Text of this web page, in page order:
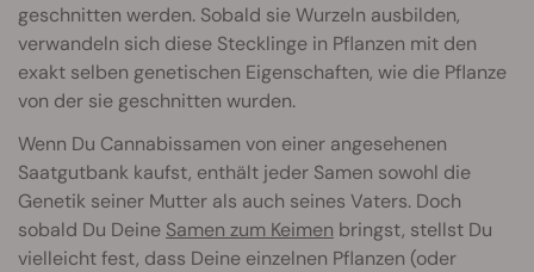
geschnitten werden. Sobald sie Wurzeln ausbilden,
verwandeln sich diese Stecklinge in Pflanzen mit den
exakt selben genetischen Eigenschaften, wie die Pflanze
von der sie geschnitten wurden.
Wenn Du Cannabissamen von einer angesehenen
Saatgutbank kaufst, enthält jeder Samen sowohl die
Genetik seiner Mutter als auch seines Vaters. Doch
sobald Du Deine Samen zum Keimen bringst, stellst Du
vielleicht fest, dass Deine einzelnen Pflanzen (oder